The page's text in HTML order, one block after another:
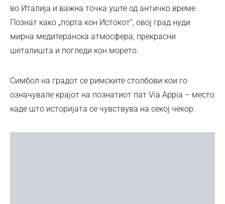
во Италија и важна точка уште од античко време.
Познат како „порта кон Истокот“, овој град нуди
мирна медитеранска атмосфера, прекрасни
шеталишта и погледи кон морето.
Симбол на градот се римските столбови кои го
означувале крајот на познатиот пат Via Appia – место
каде што историјата се чувствува на секој чекор.